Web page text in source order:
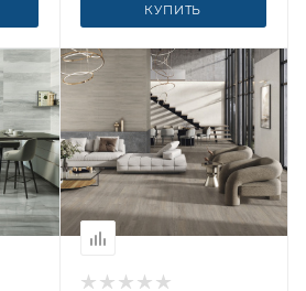
КУПИТЬ